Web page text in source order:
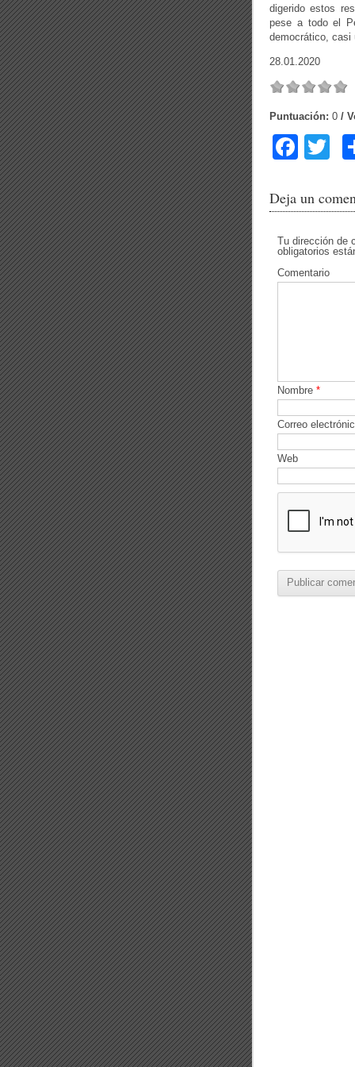
digerido estos
pese a todo el
democrático, casi
28.01.2020
Puntuación: 0 /
F
c
b
o
tt
Deja un
Tu dirección de
obligatorios
Comentario
Nombre *
Correo
Web